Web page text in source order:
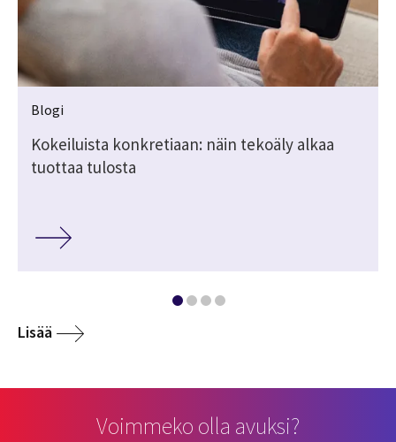
Blogi
Kokeiluista konkretiaan: näin tekoäly alkaa
tuottaa tulosta
Lisää
Voimmeko olla avuksi?